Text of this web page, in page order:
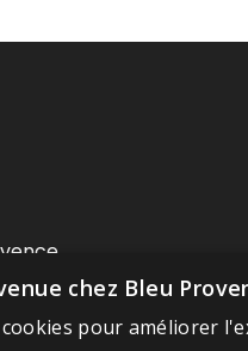
chez Bleu
pour améliorer